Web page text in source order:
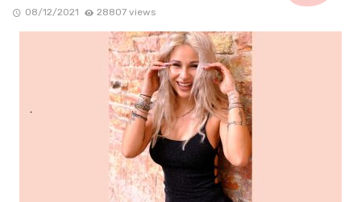
08/12/2021 28807 views